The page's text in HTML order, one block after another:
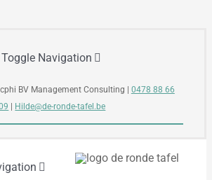
Toggle Navigation
Nieuws
BV Management Consulting | 0478 88 66
Hilde@de-ronde-tafel.be